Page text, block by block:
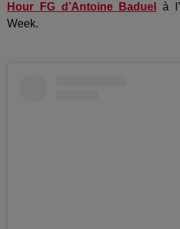
Hour FG d’Antoine Baduel
à
Week.